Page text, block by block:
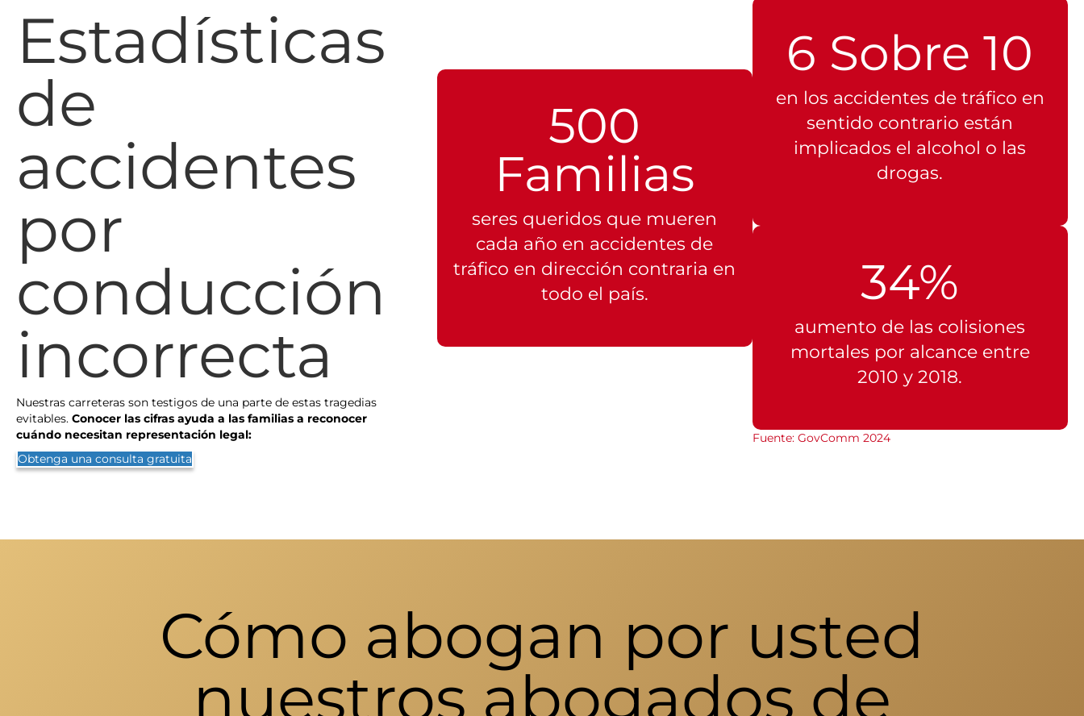
Estadísticas
de
accidentes
por
conducción
incorrecta
Nuestras carreteras son testigos de una parte de estas tragedias
evitables. Conocer las cifras ayuda a las familias a reconocer
cuándo necesitan representación legal:
Obtenga una consulta gratuita
500
Familias
seres queridos que mueren
cada año en accidentes de
tráfico en dirección contraria en
todo el país.
6 Sobre 10
en los accidentes de tráfico en
sentido contrario están
implicados el alcohol o las
drogas.
34%
aumento de las colisiones
mortales por alcance entre
2010 y 2018.
Fuente: GovComm 2024
Cómo abogan por usted
nuestros abogados de